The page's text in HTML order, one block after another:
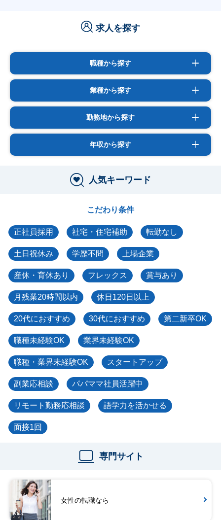
求人を探す
職種から探す
業種から探す
勤務地から探す
年収から探す
人気キーワード
こだわり条件
正社員採用 社宅・住宅補助 転勤なし
土日祝休み 学歴不問 上場企業
産休・育休あり フレックス 賞与あり
月残業20時間以内 休日120日以上
20代におすすめ 30代におすすめ 第二新卒OK
職種未経験OK 業界未経験OK
職種・業界未経験OK スタートアップ
副業応相談 パパママ社員活躍中
リモート勤務応相談 語学力を活かせる
面接1回
専門サイト
女性の転職なら